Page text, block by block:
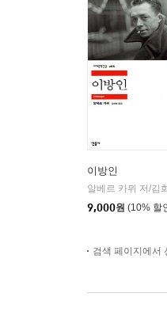
이방인
9,000원 (10% 할
검색 페이지에서